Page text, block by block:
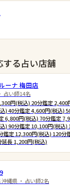
する占い店舗
ーナ 梅田店
占い師14名
円(税込) 20分鑑定 2,400
) 40分鑑定 4,600円(税込)
6,800円(税込) 70分鑑定
) 90分鑑定 10,100円(税込)
鑑定 12,300円(税込) 120分
延長 1,200円(税込)
縄県 ・ 占い師2名